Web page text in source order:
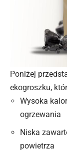
Poniżej
ekogroszku,
Wysoka
ogrzewania
Niska
powietrza